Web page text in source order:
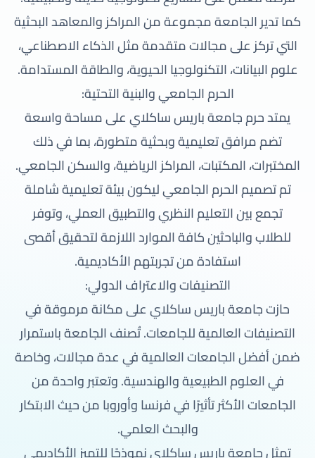
كما تدير الجامعة مجموعة من المراكز والمعاهد البحثية
التي تركز على مجالات متقدمة مثل الذكاء الاصطناعي،
علوم البيانات، التكنولوجيا الحيوية، والطاقة المستدامة.
الحرم الجامعي والبنية التحتية:
يمتد حرم جامعة باريس ساكلاي على مساحة واسعة
تضم مرافق تعليمية وبحثية متطورة، بما في ذلك
المختبرات، المكتبات، المراكز الرياضية، والسكن الجامعي.
تم تصميم الحرم الجامعي ليكون بيئة تعليمية شاملة
تجمع بين التعليم النظري والتطبيق العملي، وتوفر
للطلاب والباحثين كافة الموارد اللازمة لتحقيق أقصى
استفادة من تجربتهم الأكاديمية.
التصنيفات والاعتراف الدولي:
حازت جامعة باريس ساكلاي على مكانة مرموقة في
التصنيفات العالمية للجامعات. تُصنف الجامعة باستمرار
ضمن أفضل الجامعات العالمية في عدة مجالات، وخاصة
في العلوم الطبيعية والهندسية. وتعتبر واحدة من
الجامعات الأكثر تأثيرًا في فرنسا وأوروبا من حيث الابتكار
والبحث العلمي.
تمثل جامعة باريس ساكلاي نموذجًا للتميز الأكاديمي